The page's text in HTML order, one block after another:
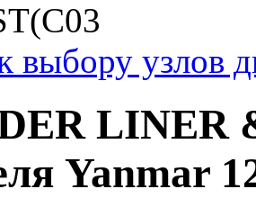
выбору узлов
LINER
Yanmar